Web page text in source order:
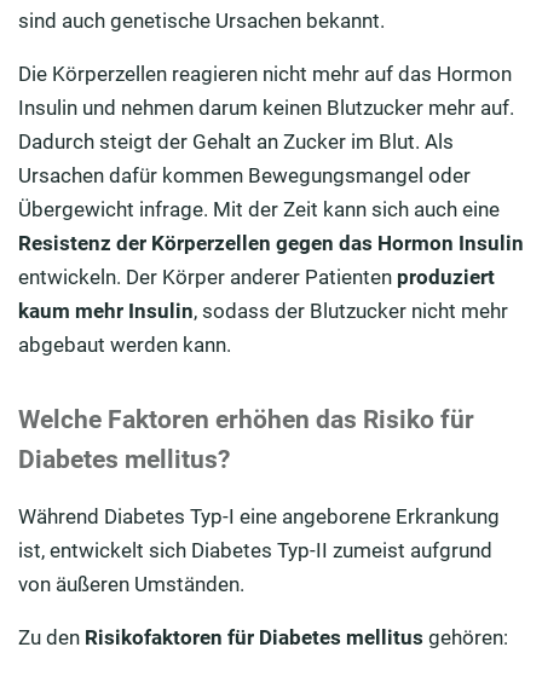
sind auch genetische Ursachen bekannt.
Die Körperzellen reagieren nicht mehr auf das Hormon
Insulin und nehmen darum keinen Blutzucker mehr auf.
Dadurch steigt der Gehalt an Zucker im Blut. Als
Ursachen dafür kommen Bewegungsmangel oder
Übergewicht infrage. Mit der Zeit kann sich auch eine
Resistenz der Körperzellen gegen das Hormon Insulin
entwickeln. Der Körper anderer Patienten produziert
kaum mehr Insulin, sodass der Blutzucker nicht mehr
abgebaut werden kann.
Welche Faktoren erhöhen das Risiko für
Diabetes mellitus?
Während Diabetes Typ-I eine angeborene Erkrankung
ist, entwickelt sich Diabetes Typ-II zumeist aufgrund
von äußeren Umständen.
Zu den Risikofaktoren für Diabetes mellitus gehören: